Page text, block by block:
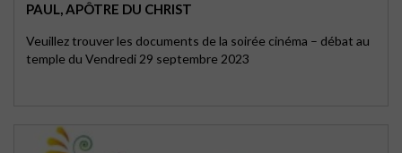
PAUL, APÔTRE DU CHRIST
Veuillez trouver les documents de la soirée cinéma – débat au
temple du Vendredi 29 septembre 2023